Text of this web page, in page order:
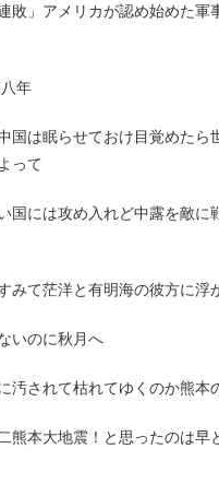
敗」アメリカが認め始めた軍
年
国は眠らせておけ目覚めたら
って
国には攻め入れど中露を敵に
みて茫洋と有明海の彼方に浮
いのに秋月へ
汚されて枯れてゆくのか熊本
熊本大地震！と思ったのは早